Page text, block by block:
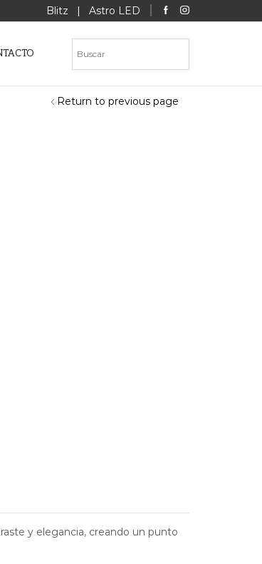
Blitz | Astro LED
Return to previous page
y elegancia, creando un punto